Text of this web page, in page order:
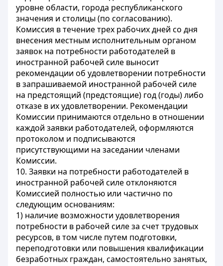
уровне области, города республиканского
значения и столицы (по согласованию).
Комиссия в течение трех рабочих дней со дня
внесения местным исполнительным органом
заявок на потребности работодателей в
иностранной рабочей силе выносит
рекомендации об удовлетворении потребности
в запрашиваемой иностранной рабочей силе
на предстоящий (предстоящие) год (годы) либо
отказе в их удовлетворении. Рекомендации
Комиссии принимаются отдельно в отношении
каждой заявки работодателей, оформляются
протоколом и подписываются
присутствующими на заседании членами
Комиссии.
10. Заявки на потребности работодателей в
иностранной рабочей силе отклоняются
Комиссией полностью или частично по
следующим основаниям:
1) наличие возможности удовлетворения
потребности в рабочей силе за счет трудовых
ресурсов, в том числе путем подготовки,
переподготовки или повышения квалификации
безработных граждан, самостоятельно занятых,